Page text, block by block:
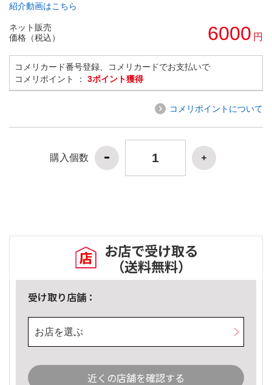
紹介動画はこちら
ネット販売
価格（税込）
6000 円
コメリカード番号登録、コメリカードでお支払いで
コメリポイント ： 3ポイント獲得
コメリポイントについて
購入個数
お店で受け取る
（送料無料）
受け取り店舗：
お店を選ぶ
近くの店舗を確認する